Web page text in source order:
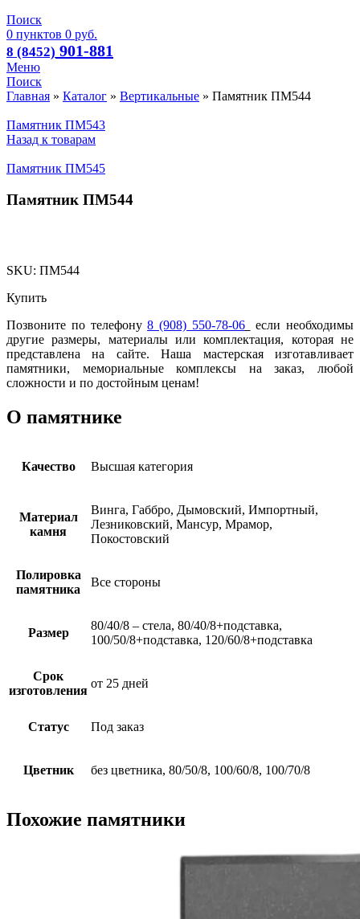
Поиск
0 пунктов 0 руб.
8 (8452) 901-881
Меню
Поиск
Главная » Каталог » Вертикальные » Памятник ПМ544
Памятник ПМ543
Назад к товарам
Памятник ПМ545
Памятник ПМ544
SKU: ПМ544
Купить
Позвоните по телефону8 (908) 550-78-06
если необходимы
другие размеры, материалы или комплектация, которая не
представлена на сайте. Наша мастерская изготавливает
памятники, мемориальные комплексы на заказ, любой
сложности и по достойным ценам!
О памятнике
Качество Высшая категория
Материал
камня
Винга, Габбро, Дымовский, Импортный,
Лезниковский, Мансур, Мрамор,
Покостовский
Полировка
памятника
Все стороны
Размер
80/40/8 – стела, 80/40/8+подставка,
100/50/8+подставка, 120/60/8+подставка
Срок
изготовления
от 25 дней
Статус Под заказ
Цветник без цветника, 80/50/8, 100/60/8, 100/70/8
Похожие памятники